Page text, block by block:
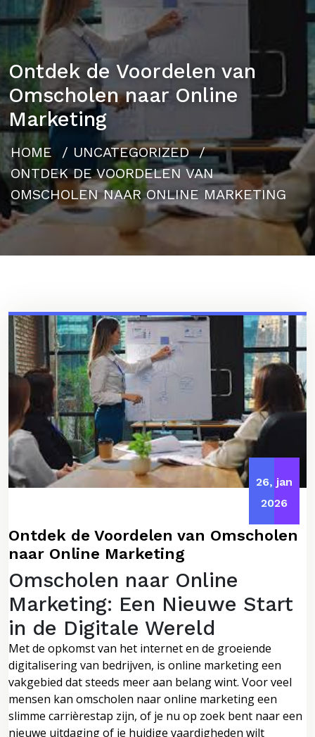
Ontdek de Voordelen van
Omscholen naar Online
Marketing
HOME/ UNCATEGORIZED/
ONTDEK DE VOORDELEN VAN
OMSCHOLEN NAAR ONLINE MARKETING
26, jan
2026
Ontdek de Voordelen van Omscholen
naar Online Marketing
Omscholen naar Online
Marketing: Een Nieuwe Start
in de Digitale Wereld
Met de opkomst van het internet en de groeiende
digitalisering van bedrijven, is online marketing een
vakgebied dat steeds meer aan belang wint. Voor veel
mensen kan omscholen naar online marketing een
slimme carrièrestap zijn, of je nu op zoek bent naar een
nieuwe uitdaging of je huidige vaardigheden wilt